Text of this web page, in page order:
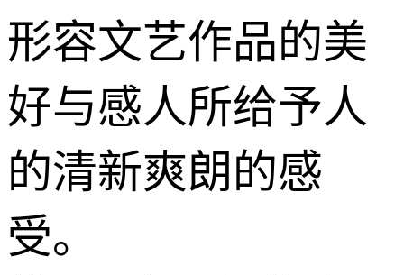
形容文艺作品的美
好与感人所给予人
的清新爽朗的感
受。